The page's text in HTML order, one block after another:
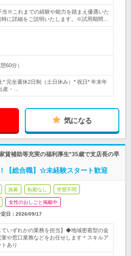
当※これまでの経験や能力を踏まえ優遇いた
に詳細をご説明いたします。※試用期間…
60分）
* 完全週休2日制（土日休み）* 祝日* 年末年
産・…
気になる
賃補助等充実の福利厚生*35歳で支店長の早
【総合職】☆未経験スタート歓迎
急募 転勤なし 学歴不問
女性のおしごと掲載中
日： 2026/09/17
ていずれかの業務を担当】◆地域密着型の金
や窓口業務などをお任せします＊スキルア
あり